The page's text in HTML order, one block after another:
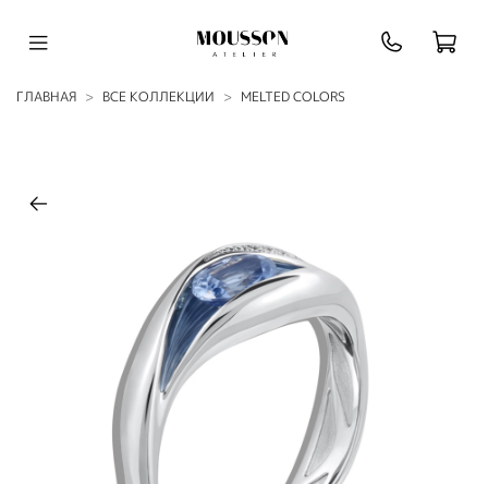
ГЛАВНАЯ ВСЕ КОЛЛЕКЦИИ MELTED COLORS